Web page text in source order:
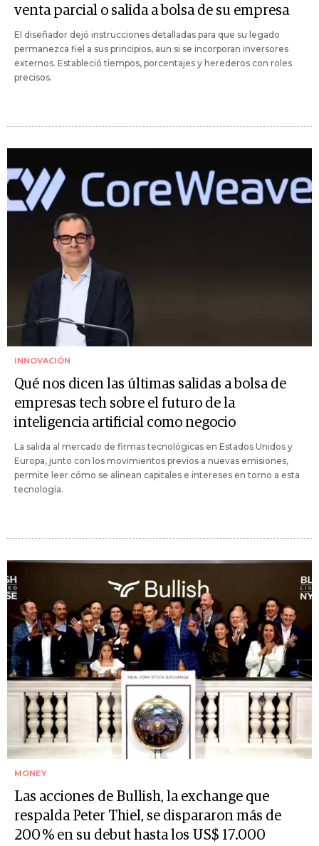
venta parcial o salida a bolsa de su empresa
El diseñador dejó instrucciones detalladas para que su legado
permanezca fiel a sus principios, aun si se incorporan inversores
externos. Estableció tiempos, porcentajes y herederos con roles
precisos.
INNOVACIÓN
Qué nos dicen las últimas salidas a bolsa de
empresas tech sobre el futuro de la
inteligencia artificial como negocio
La salida al mercado de firmas tecnológicas en Estados Unidos y
Europa, junto con los movimientos previos a nuevas emisiones,
permite leer cómo se alinean capitales e intereses en torno a esta
tecnología.
MONEY
Las acciones de Bullish, la exchange que
respalda Peter Thiel, se dispararon más de
200 % en su debut hasta los US$ 17.000